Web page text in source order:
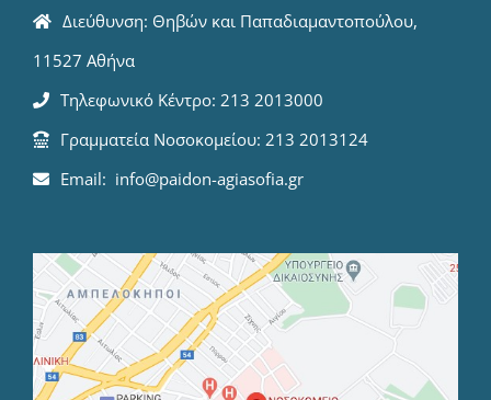
Διεύθυνση: Θηβών και Παπαδιαμαντοπούλου,
11527 Αθήνα
Τηλεφωνικό Κέντρο: 213 2013000
Γραμματεία Νοσοκομείου: 213 2013124
Email: info@paidon-agiasofia.gr